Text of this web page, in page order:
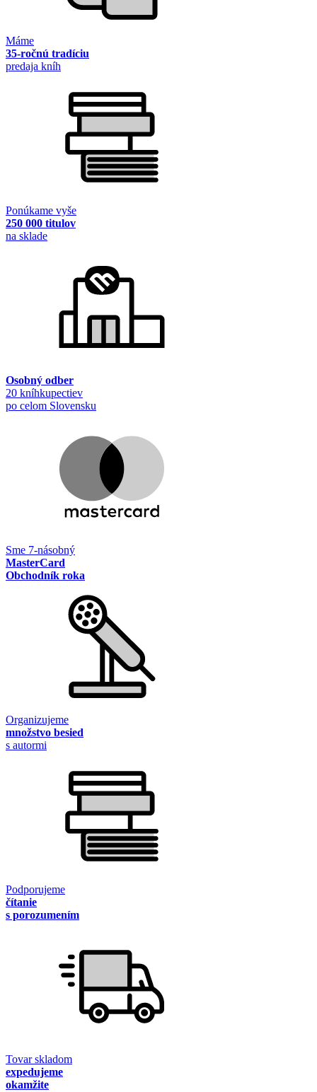
Máme
35-ročnú tradíciu
predaja kníh
Ponúkame vyše
250 000 titulov
na sklade
Osobný odber
20 kníhkupectiev
po celom Slovensku
Sme 7-násobný
MasterCard
Obchodník roka
Organizujeme
množstvo besied
s autormi
Podporujeme
čítanie
s porozumením
Tovar skladom
expedujeme
okamžite